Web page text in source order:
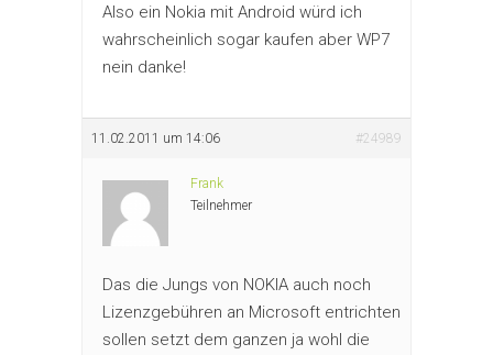
Also ein Nokia mit Android würd ich
wahrscheinlich sogar kaufen aber WP7
nein danke!
11.02.2011 um 14:06 #24989
Frank
Teilnehmer
Das die Jungs von NOKIA auch noch
Lizenzgebühren an Microsoft entrichten
sollen setzt dem ganzen ja wohl die